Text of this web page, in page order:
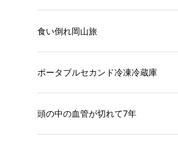
食い倒れ岡山旅
ポータブルセカンド冷凍冷蔵庫
頭の中の血管が切れて7年